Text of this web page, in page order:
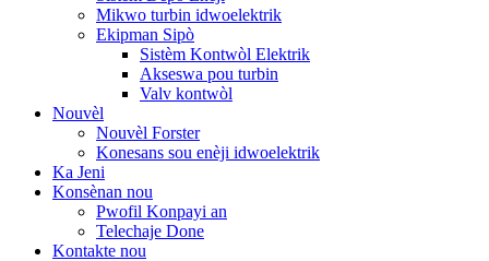
Mikwo turbin idwoelektrik
Ekipman Sipò
Sistèm Kontwòl Elektrik
Akseswa pou turbin
Valv kontwòl
Nouvèl
Nouvèl Forster
Konesans sou enèji idwoelektrik
Ka Jeni
Konsènan nou
Pwofil Konpayi an
Telechaje Done
Kontakte nou